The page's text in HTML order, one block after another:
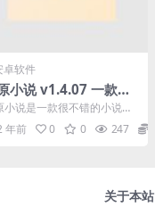
卓软件
小说 v1.4.07 一款很
的小说阅读软件去广
净版
小说是一款很不错的小说阅
件。该软件中汇聚了超多精
看的小说，你可以根据...
年前 0 0 247
关于本站